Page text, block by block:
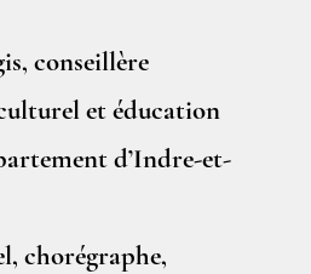
conseillère
et éducation
d’Indre-et-
chorégraphe,